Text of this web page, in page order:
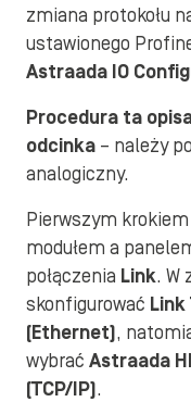
zmiana protokołu
ustawionego
Astraada IO
Procedura ta
odcinka – należy
analogiczny.
Pierwszym
modułem a
połączenia Link. W
skonfigurować Link
(Ethernet),
wybrać Astraada
(TCP/IP).